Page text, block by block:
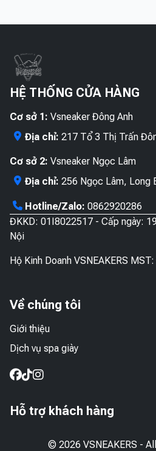
HỆ THỐNG CỬA HÀNG
Cơ sở 1: Vsneaker Đông Anh
Địa chỉ: 217 Tổ 3 Thị Trấn
Cơ sở 2: Vsneaker Ngọc Lâm
Địa chỉ: 256 Ngọc Lâm, Long
Hotline/Zalo: 0862920286
ĐKKD: 01I8022517 - Cấp ngày:
Nội
Hộ Kinh Doanh VSNEAKERS
Về chúng tôi
Giới thiệu
Dịch vụ spa giày
Hỗ trợ khách hàng
© 2026 VSNEAKERS -